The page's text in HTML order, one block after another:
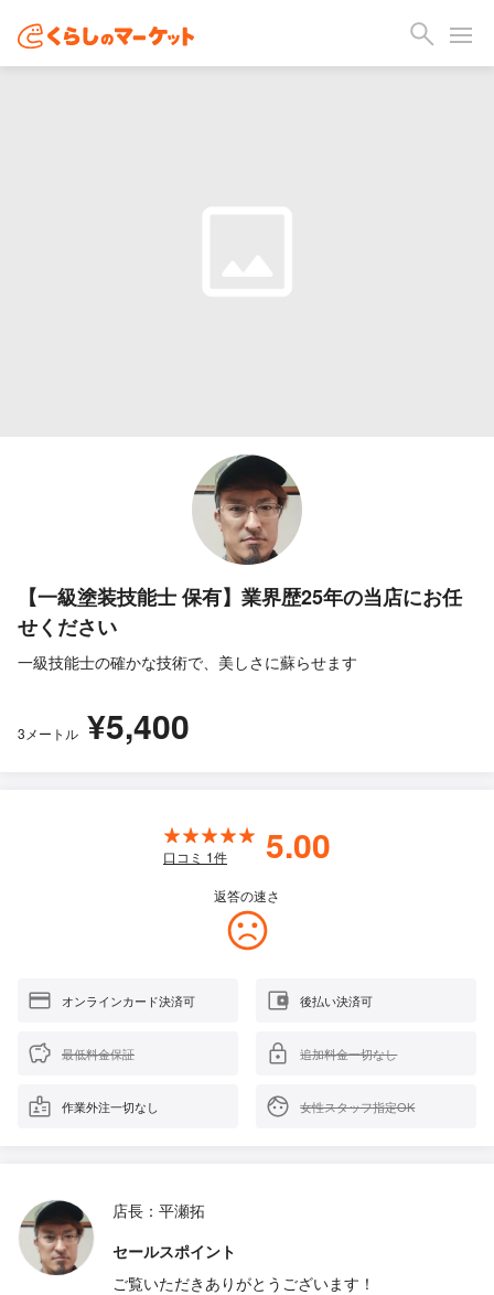
【一級塗装技能士 保有】業界歴25年の当店にお任
せください
一級技能士の確かな技術で、美しさに蘇らせます
3メートル ¥5,400
口コミ 1件 5.00
返答の速さ
オンラインカード決済可 後払い決済可
最低料金保証 追加料金一切なし
作業外注一切なし 女性スタッフ指定OK
店長：平瀬拓
セールスポイント
ご覧いただきありがとうございます！